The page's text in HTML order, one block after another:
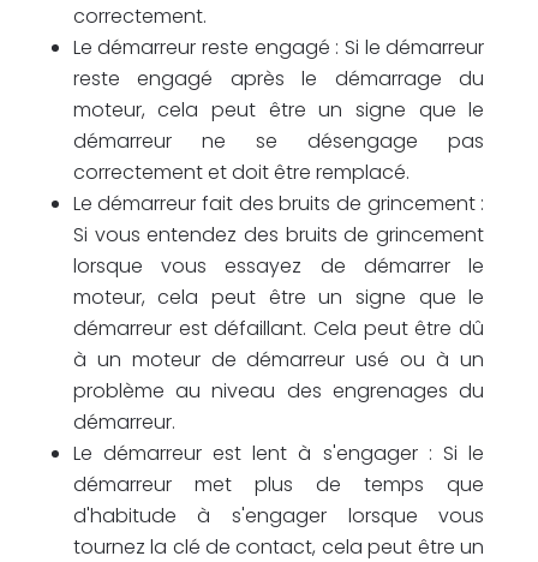
correctement.
Le démarreur reste engagé : Si le démarreur
reste engagé après le démarrage du
moteur, cela peut être un signe que le
démarreur ne se désengage pas
correctement et doit être remplacé.
Le démarreur fait des bruits de grincement :
Si vous entendez des bruits de grincement
lorsque vous essayez de démarrer le
moteur, cela peut être un signe que le
démarreur est défaillant. Cela peut être dû
à un moteur de démarreur usé ou à un
problème au niveau des engrenages du
démarreur.
Le démarreur est lent à s'engager : Si le
démarreur met plus de temps que
d'habitude à s'engager lorsque vous
tournez la clé de contact, cela peut être un